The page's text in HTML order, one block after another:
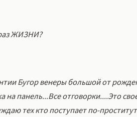
ЖИЗНИ?
Бугор венеры большой от
на панель...Все отговорки....Это
тех кто поступает по-